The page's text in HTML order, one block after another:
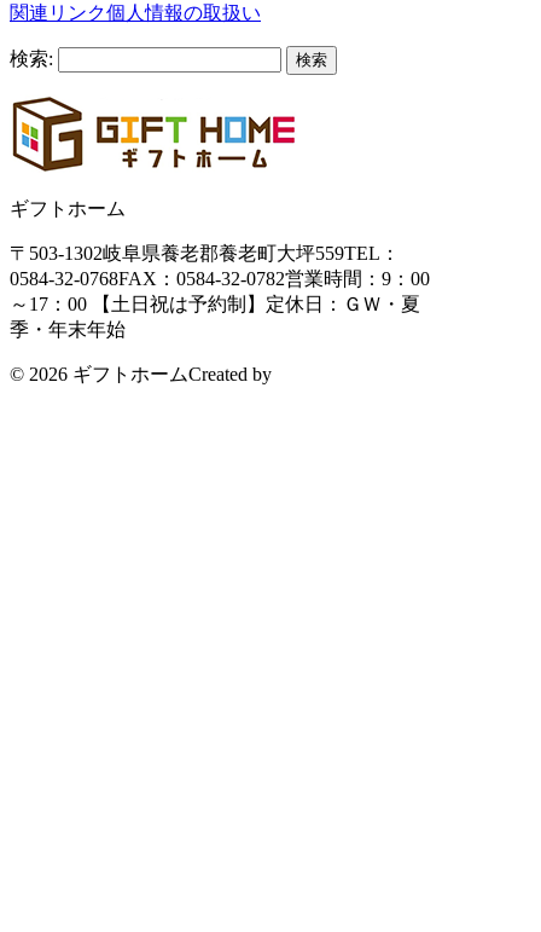
関連リンク個人情報の取扱い
検索:
ギフトホーム
〒503-1302岐阜県養老郡養老町大坪559TEL：
0584-32-0768FAX：0584-32-0782営業時間：9：00
～17：00 【土日祝は予約制】 定休日：ＧＷ・夏
季・年末年始
© 2026 ギフトホームCreated by